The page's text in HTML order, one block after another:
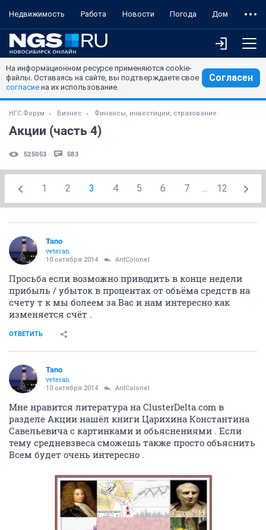
Недвижимость Работа Новости Погода Дом
На информационном ресурсе применяются cookie-
файлы. Оставаясь на сайте, вы подтверждаете свое
согласие на их использование.
Согласен
НГС.Форум Бизнес Финансы, инвестиции, страхование
Акции (часть 4)
525053 583
1 2 3 4 5 6 7 ... 12
Tano
veteran
10 октября 2014 AntColonel
Просьба если возможно приводить в конце недели
прибыль / убыток в процентах от обьёма средств на
счету т к мы болеем за Вас и нам интересно как
изменяется счёт .
ОТВЕТИТЬ
Tano
veteran
10 октября 2014 AntColonel
Мне нравится литература на ClusterDelta.com в
разделе Акции нашёл книги Царихина Константина
Савельевича с картинками и обьяснениями . Если
тему средневзвеса сможешь также просто обьяснить
Всем будет очень интересно .